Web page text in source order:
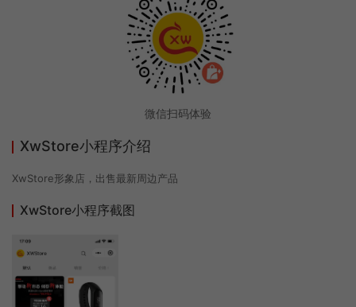
微信扫码体验
XwStore小程序介绍
XwStore形象店，出售最新周边产品
XwStore小程序截图